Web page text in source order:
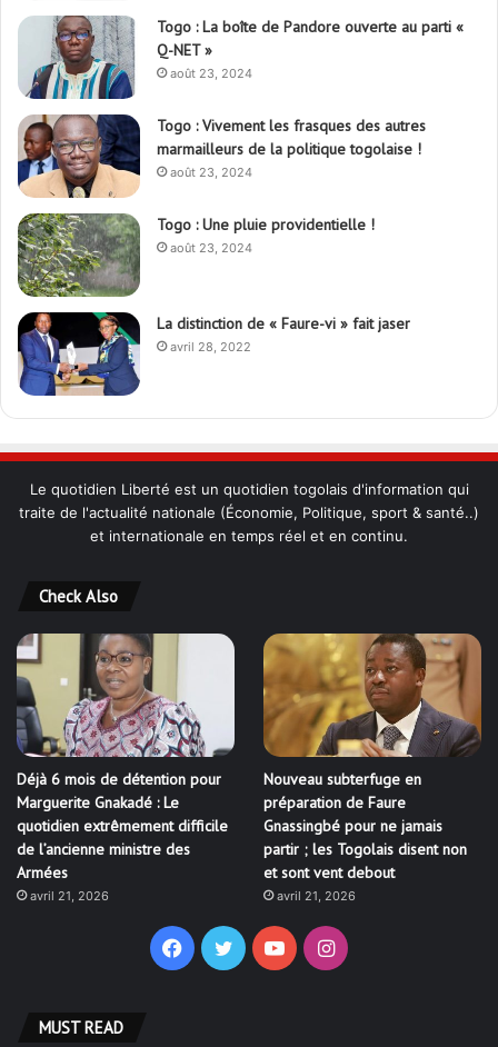
Togo : La boîte de Pandore ouverte au parti «
Q-NET »
août 23, 2024
Togo : Vivement les frasques des autres
marmailleurs de la politique togolaise !
août 23, 2024
Togo : Une pluie providentielle !
août 23, 2024
La distinction de « Faure-vi » fait jaser
avril 28, 2022
Le quotidien Liberté est un quotidien togolais d'information qui
traite de l'actualité nationale (Économie, Politique, sport & santé..)
et internationale en temps réel et en continu.
Check Also
Déjà 6 mois de détention pour
Marguerite Gnakadé : Le
quotidien extrêmement difficile
de l’ancienne ministre des
Armées
avril 21, 2026
Nouveau subterfuge en
préparation de Faure
Gnassingbé pour ne jamais
partir ; les Togolais disent non
et sont vent debout
avril 21, 2026
Facebook
TwitterYouTubeInstagram
MUST READ